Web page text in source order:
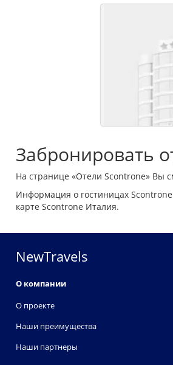
Забронировать
На странице «Отели Scontrone» Вы
Информация о гостиницах
карте Scontrone Италия.
NewTravels
О компании
О проекте
Наши преимущества
Наши партнеры